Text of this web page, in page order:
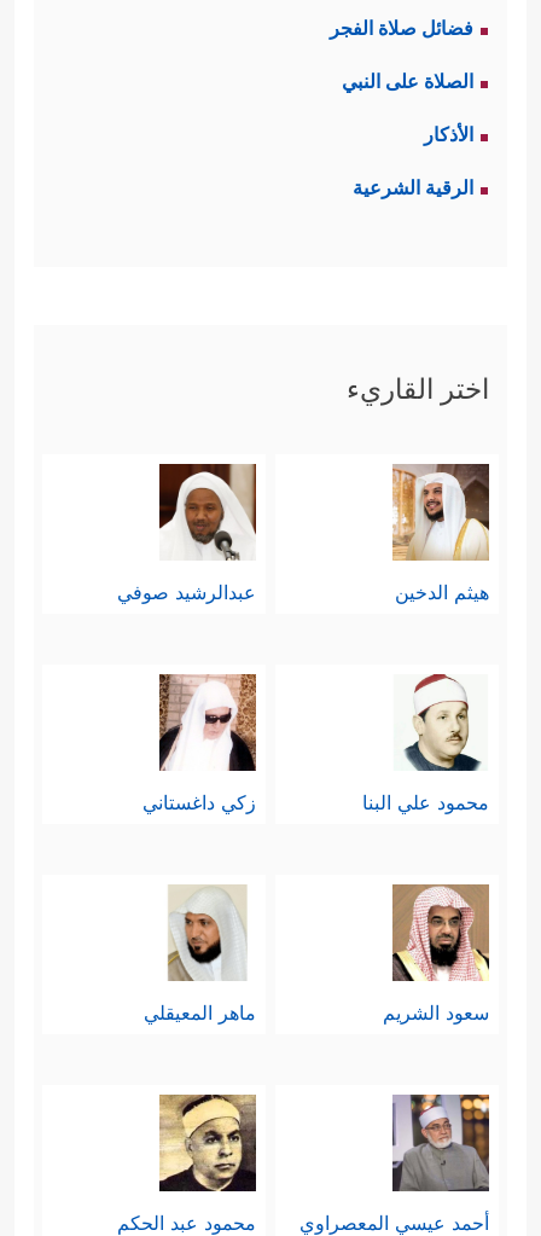
فضائل صلاة الفجر
الصلاة على النبي
الأذكار
الرقية الشرعية
اختر القاريء
هيثم الدخين عبدالرشيد صوفي
محمود علي البنا زكي داغستاني
سعود الشريم ماهر المعيقلي
أحمد عيسي المعصراوي محمود عبد الحكم